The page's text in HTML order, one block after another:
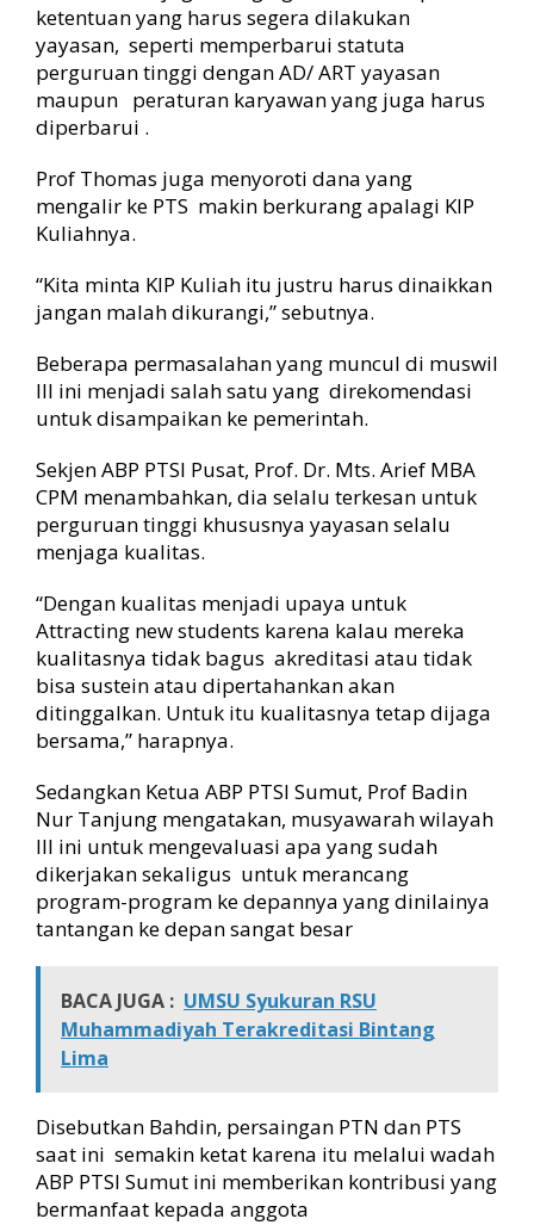
ketentuan yang harus segera dilakukan
yayasan, seperti memperbarui statuta
perguruan tinggi dengan AD/ ART yayasan
maupun peraturan karyawan yang juga harus
diperbarui .
Prof Thomas juga menyoroti dana yang
mengalir ke PTS makin berkurang apalagi KIP
Kuliahnya.
“Kita minta KIP Kuliah itu justru harus dinaikkan
jangan malah dikurangi,” sebutnya.
Beberapa permasalahan yang muncul di muswil
III ini menjadi salah satu yang direkomendasi
untuk disampaikan ke pemerintah.
Sekjen ABP PTSI Pusat, Prof. Dr. Mts. Arief MBA
CPM menambahkan, dia selalu terkesan untuk
perguruan tinggi khususnya yayasan selalu
menjaga kualitas.
“Dengan kualitas menjadi upaya untuk
Attracting new students karena kalau mereka
kualitasnya tidak bagus akreditasi atau tidak
bisa sustein atau dipertahankan akan
ditinggalkan. Untuk itu kualitasnya tetap dijaga
bersama,” harapnya.
Sedangkan Ketua ABP PTSI Sumut, Prof Badin
Nur Tanjung mengatakan, musyawarah wilayah
III ini untuk mengevaluasi apa yang sudah
dikerjakan sekaligus untuk merancang
program-program ke depannya yang dinilainya
tantangan ke depan sangat besar
BACA JUGA : UMSU Syukuran RSU
Muhammadiyah Terakreditasi Bintang
Lima
Disebutkan Bahdin, persaingan PTN dan PTS
saat ini semakin ketat karena itu melalui wadah
ABP PTSI Sumut ini memberikan kontribusi yang
bermanfaat kepada anggota